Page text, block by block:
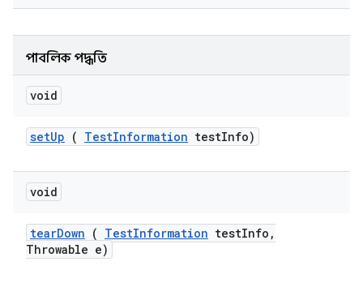
পাবলিক পদ্ধতি
void
setUp ( TestInformation testInfo)
void
tearDown ( TestInformation testInfo ,
Throwable e)